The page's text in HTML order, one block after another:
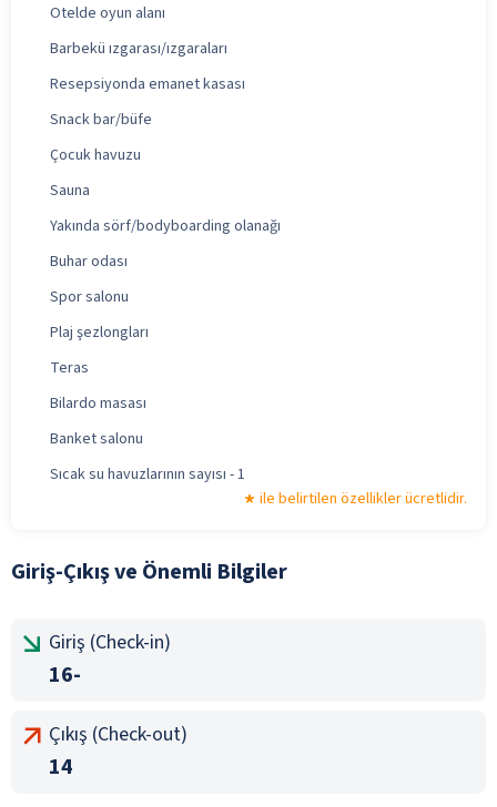
Otelde oyun alanı
Barbekü ızgarası/ızgaraları
Resepsiyonda emanet kasası
Snack bar/büfe
Çocuk havuzu
Sauna
Yakında sörf/bodyboarding olanağı
Buhar odası
Spor salonu
Plaj şezlongları
Teras
Bilardo masası
Banket salonu
Sıcak su havuzlarının sayısı - 1
ile belirtilen özellikler ücretlidir.
Giriş-Çıkış ve Önemli Bilgiler
Giriş (Check-in)
16-
Çıkış (Check-out)
14